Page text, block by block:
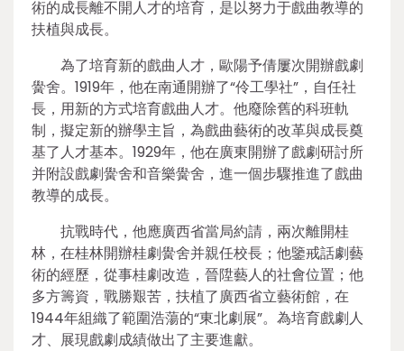
術的成長離不開人才的培育，是以努力于戲曲教導的
扶植與成長。
為了培育新的戲曲人才，歐陽予倩屢次開辦戲劇
黌舍。1919年，他在南通開辦了“伶工學社”，自任社
長，用新的方式培育戲曲人才。他廢除舊的科班軌
制，擬定新的辦學主旨，為戲曲藝術的改革與成長奠
基了人才基本。1929年，他在廣東開辦了戲劇研討所
并附設戲劇黌舍和音樂黌舍，進一個步驟推進了戲曲
教導的成長。
抗戰時代，他應廣西省當局約請，兩次離開桂
林，在桂林開辦桂劇黌舍并親任校長；他鑒戒話劇藝
術的經歷，從事桂劇改造，晉陞藝人的社會位置；他
多方籌資，戰勝艱苦，扶植了廣西省立藝術館，在
1944年組織了範圍浩蕩的“東北劇展”。為培育戲劇人
才、展現戲劇成績做出了主要進獻。